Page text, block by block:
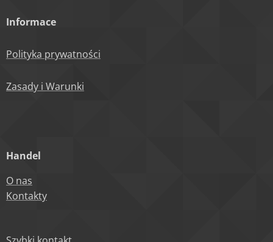
Informace
Polityka prywatności
Zasady i Warunki
Handel
O nas
Kontakty